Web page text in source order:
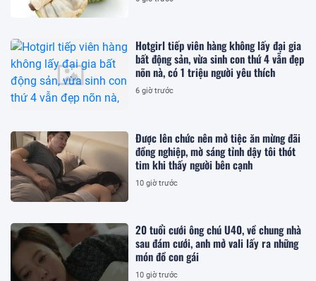
Hotgirl tiếp viên hàng không lấy đại gia
bất động sản, vừa sinh con thứ 4 vẫn đẹp
nõn nà, có 1 triệu người yêu thích
6 giờ trước
Được lên chức nên mở tiệc ăn mừng đãi
đồng nghiệp, mờ sáng tỉnh dậy tôi thót
tim khi thấy người bên cạnh
10 giờ trước
20 tuổi cưới ông chú U40, về chung nhà
sau đám cưới, anh mở vali lấy ra những
món đồ con gái
10 giờ trước